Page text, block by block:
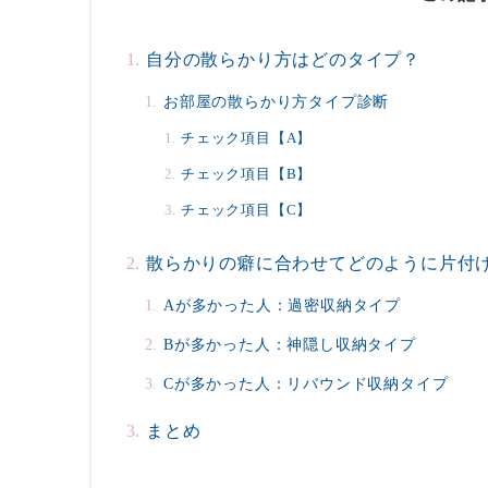
自分の散らかり方はどのタイプ？
お部屋の散らかり方タイプ診断
チェック項目【A】
チェック項目【B】
チェック項目【C】
散らかりの癖に合わせてどのように片付
Aが多かった人：過密収納タイプ
Bが多かった人：神隠し収納タイプ
Cが多かった人：リバウンド収納タイプ
まとめ